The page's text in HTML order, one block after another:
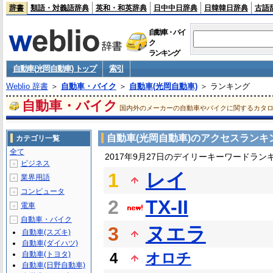
辞書 類語・対義語辞典 英和・和英辞典 日中中日辞典 日韓韓日辞典 古語
自動車・バイ
ク
ランキング
自動車(光岡自動車) トップ
索引
Weblio 辞書＞ 自動車・バイク ＞ 自動車(光岡自動車)＞ ランキング
自動車・バイク 国内外のメーカーの自動車やバイクに関するカタ
自動車(光岡自動車)のアクセスランキ
2017年9月27日のデイリーキーワードラン
1
レイ
2
TX-II
3
ヌエラ
4
オロチ
カテゴリ一覧
全て
＋ ビジネス
＋ 業界用語
＋ コンピュータ
＋ 電車
－
自動車・バイク
自動車(スズキ)
自動車(ダイハツ)
自動車(トヨタ)
自動車(日野自動車)